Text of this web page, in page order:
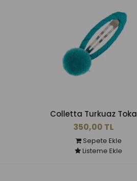
Colletta Turkuaz Toka
350,00 TL
Sepete Ekle
Listeme Ekle